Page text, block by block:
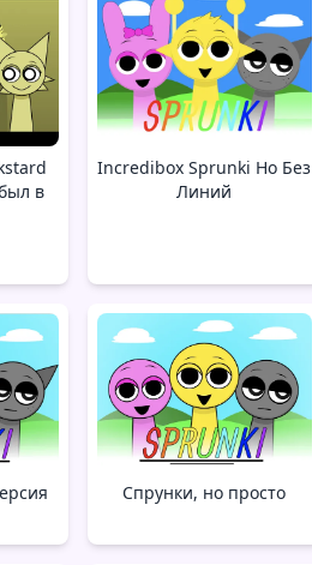
в
Incredibox Sprunki Но Без
Линий
Спрунки, но просто